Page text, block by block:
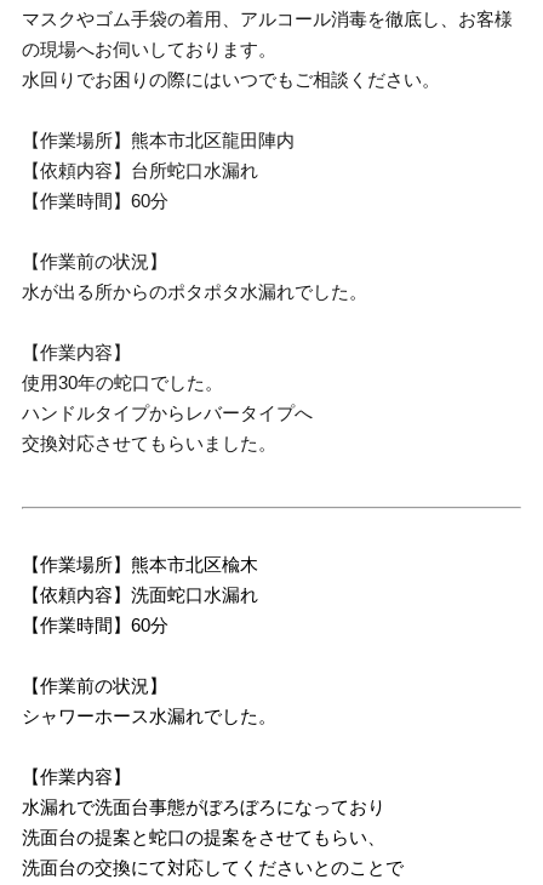
マスクやゴム手袋の着用、アルコール消毒を徹底し、お客様
の現場へお伺いしております。
水回りでお困りの際にはいつでもご相談ください。
【作業場所】熊本市北区龍田陣内
【依頼内容】台所蛇口水漏れ
【作業時間】60分
【作業前の状況】
水が出る所からのポタポタ水漏れでした。
【作業内容】
使用30年の蛇口でした。
ハンドルタイプからレバータイプへ
交換対応させてもらいました。
【作業場所】熊本市北区楡木
【依頼内容】洗面蛇口水漏れ
【作業時間】60分
【作業前の状況】
シャワーホース水漏れでした。
【作業内容】
水漏れで洗面台事態がぼろぼろになっており
洗面台の提案と蛇口の提案をさせてもらい、
洗面台の交換にて対応してくださいとのことで